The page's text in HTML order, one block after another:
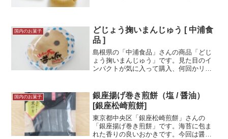
ちなんだ茶会の茶菓子が由来...＜続きを
読む＞
国内のお菓子
どじょう掬いまんじゅう [ 中浦食
品 ]
島根県の「中浦食品」さんの商品「どじ
ょう掬いまんじゅう」です。見た目のイ
ンパクトが気に入って購入、何回かリピ
どじょう掬いまんじゅう」含め、3種類紹
介しますので、今回は写...＜続きを読む
＞
国内のお菓子
銀座揚げ巻き煎餅（塩 / 醤油）
[銀座松崎煎餅]
東京都中央区「銀座松崎煎餅」さんの
「銀座揚げ巻き煎餅」です。海苔に包ま
れた香りの良いおかきです。今回は醤油